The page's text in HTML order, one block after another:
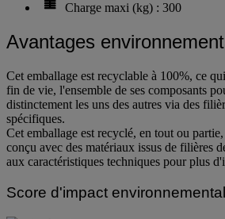
Charge maxi (kg) : 300
Avantages
Cet emballage est recyclable à 100%, ce
fin de vie, l'ensemble de ses composants
distinctement les uns des autres via des
spécifiques.
Cet emballage est recyclé, en tout ou
conçu avec des matériaux issus de filières
aux caractéristiques techniques pour plus
Score d'impact environnemental